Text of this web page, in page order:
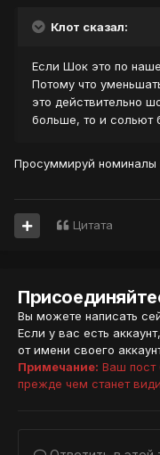
Клот сказал:
Если Шок это по
Потому что
это действительно
больше, то и сольют
Просуммируй номиналы
Цитата
Вы можете написать
Если у вас есть аккаунт,
от имени своего
Примечание: Ваш пост
прежде чем станет